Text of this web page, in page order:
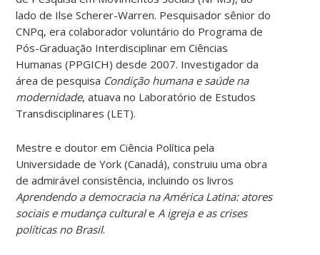
lado de Ilse Scherer-Warren. Pesquisador sênior do
CNPq, era colaborador voluntário do Programa de
Pós-Graduação Interdisciplinar em Ciências
Humanas (PPGICH) desde 2007. Investigador da
área de pesquisa Condição humana e saúde na
modernidade, atuava no Laboratório de Estudos
Transdisciplinares (LET).
Mestre e doutor em Ciência Política pela
Universidade de York (Canadá), construiu uma obra
de admirável consistência, incluindo os livros
Aprendendo a democracia na América Latina: atores
sociais e mudança culturale A igreja e as crises
políticas no Brasil.